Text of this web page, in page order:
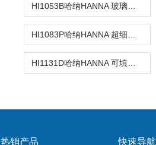
热销产品 快速导航